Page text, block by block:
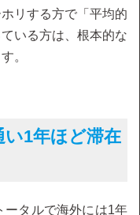
リする方で「平均的
いる方は、根本的な
。
1年ほど滞在
ータルで海外には1年